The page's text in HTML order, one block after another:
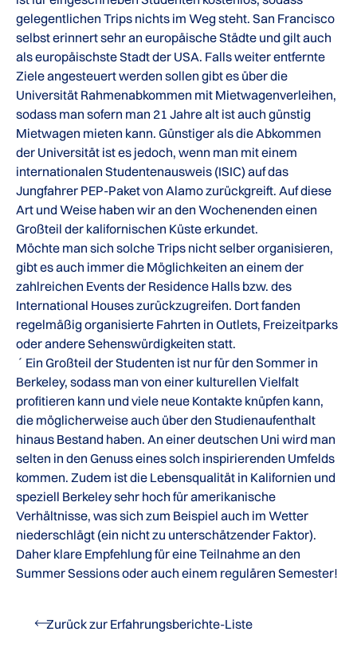
gelegentlichen Trips nichts im Weg steht. San Francisco
selbst erinnert sehr an europäische Städte und gilt auch
als europäischste Stadt der USA. Falls weiter entfernte
Ziele angesteuert werden sollen gibt es über die
Universität Rahmenabkommen mit Mietwagenverleihen,
sodass man sofern man 21 Jahre alt ist auch günstig
Mietwagen mieten kann. Günstiger als die Abkommen
der Universität ist es jedoch, wenn man mit einem
internationalen Studentenausweis (ISIC) auf das
Jungfahrer PEP-Paket von Alamo zurückgreift. Auf diese
Art und Weise haben wir an den Wochenenden einen
Großteil der kalifornischen Küste erkundet.
Möchte man sich solche Trips nicht selber organisieren,
gibt es auch immer die Möglichkeiten an einem der
zahlreichen Events der Residence Halls bzw. des
International Houses zurückzugreifen. Dort fanden
regelmäßig organisierte Fahrten in Outlets, Freizeitparks
oder andere Sehenswürdigkeiten statt.
´ Ein Großteil der Studenten ist nur für den Sommer in
Berkeley, sodass man von einer kulturellen Vielfalt
profitieren kann und viele neue Kontakte knüpfen kann,
die möglicherweise auch über den Studienaufenthalt
hinaus Bestand haben. An einer deutschen Uni wird man
selten in den Genuss eines solch inspirierenden Umfelds
kommen. Zudem ist die Lebensqualität in Kalifornien und
speziell Berkeley sehr hoch für amerikanische
Verhältnisse, was sich zum Beispiel auch im Wetter
niederschlägt (ein nicht zu unterschätzender Faktor).
Daher klare Empfehlung für eine Teilnahme an den
Summer Sessions oder auch einem regulären Semester!
Zurück zur Erfahrungsberichte-Liste